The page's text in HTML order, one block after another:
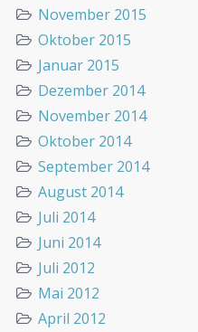
November 2015
Oktober 2015
Januar 2015
Dezember 2014
November 2014
Oktober 2014
September 2014
August 2014
Juli 2014
Juni 2014
Juli 2012
Mai 2012
April 2012